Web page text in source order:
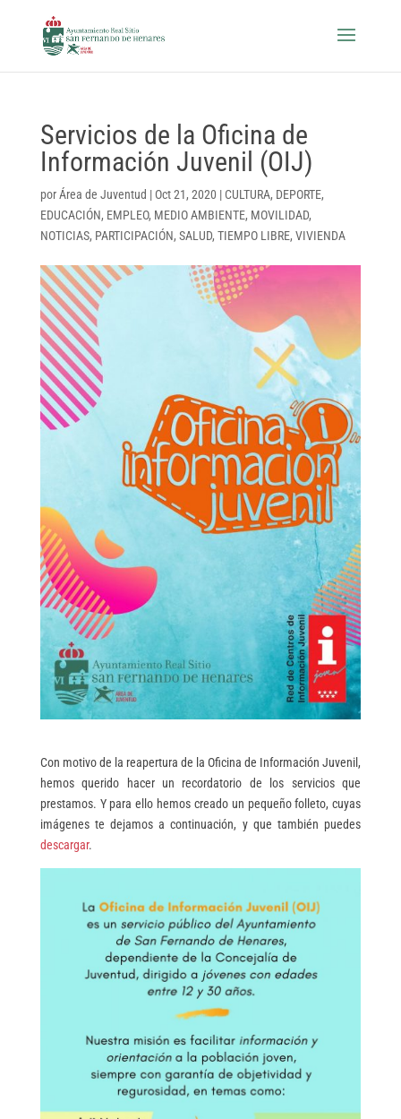
Servicios de la Oficina de
Información Juvenil (OIJ)
porÁrea de Juventud | Oct 21, 2020 | CULTURA, DEPORTE,
EDUCACIÓN, EMPLEO, MEDIO AMBIENTE, MOVILIDAD,
NOTICIAS, PARTICIPACIÓN, SALUD, TIEMPO LIBRE, VIVIENDA
Con motivo de la reapertura de la Oficina de Información Juvenil,
hemos querido hacer un recordatorio de los servicios que
prestamos. Y para ello hemos creado un pequeño folleto, cuyas
imágenes te dejamos a continuación, y que también puedes
descargar.